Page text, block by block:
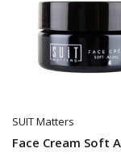
SUIT Matters
Face Cream Soft